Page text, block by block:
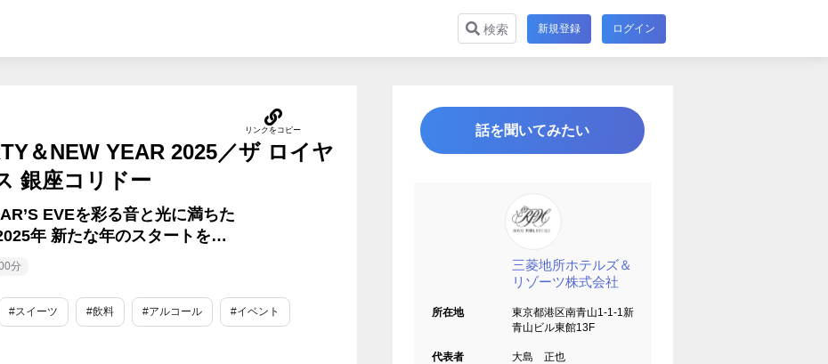
検索 新規登録 ログイン
＆NEW YEAR 2025／ザ ロイヤ
銀座コリドー
EVEを彩る音と光に満ちた
年 新たな年のスタートを…
分
#スイーツ #飲料 #アルコール #イベント
話を聞いてみたい
三菱地所ホテルズ＆
リゾーツ株式会社
所在地
東京都港区南青山1-1-1新
青山ビル東館13F
代表者 大島 正也